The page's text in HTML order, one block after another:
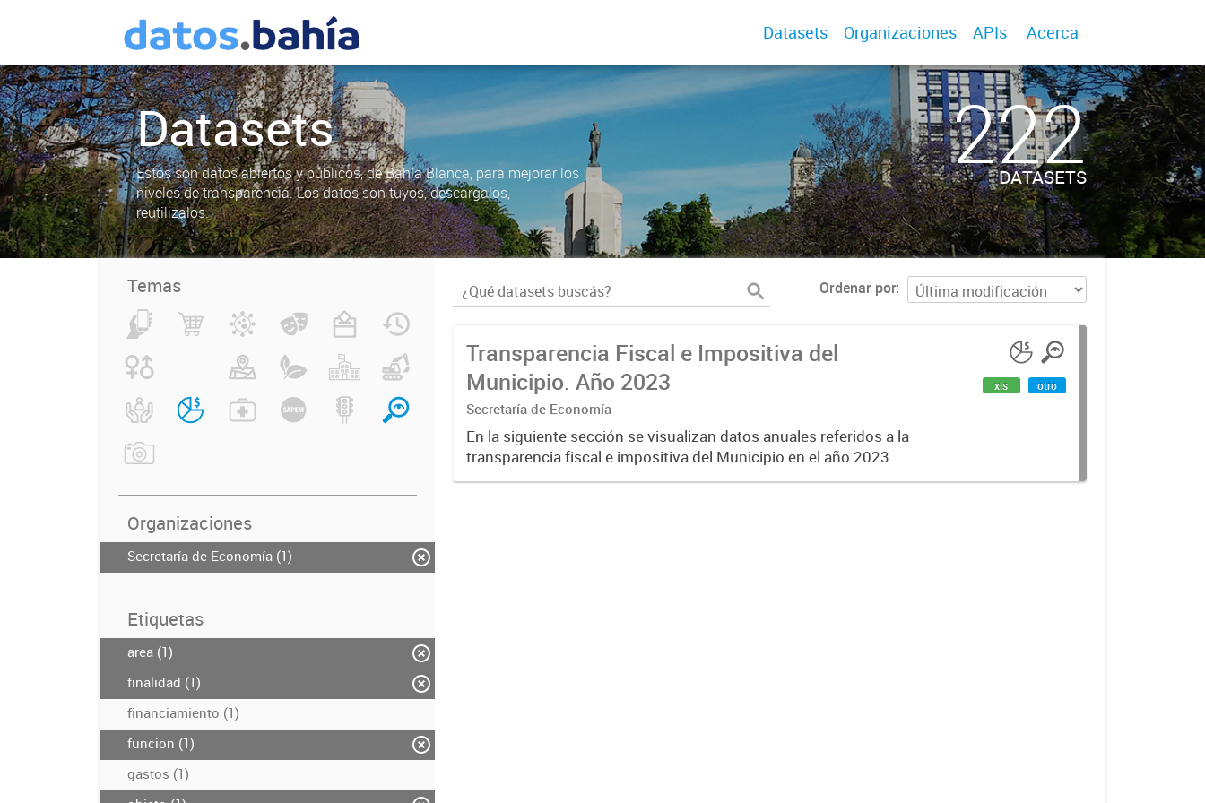
Datasets Organizaciones APIs Acerca
Datasets
Estos son datos abiertos y públicos, de Bahía Blanca, para mejorar los
niveles de transparencia. Los datos son tuyos, descargalos,
reutilizalos.
222
DATASETS
Temas
Organizaciones
Secretaría de Economía (1)
Etiquetas
area (1)
finalidad (1)
financiamiento (1)
funcion (1)
gastos (1)
Ordenar por
Transparencia Fiscal e Impositiva del
Municipio. Año 2023
Secretaría de Economía
En la siguiente sección se visualizan datos anuales referidos a la
transparencia fiscal e impositiva del Municipio en el año 2023.
xls otro